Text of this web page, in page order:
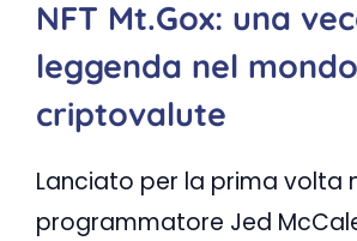
NFT Mt.Gox: una
leggenda nel
criptovalute
Lanciato per la prima volta
programmatore Jed